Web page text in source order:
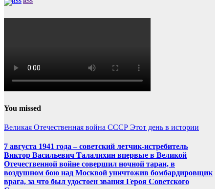
RSS
You missed
Великая Отечественная война СССР Этот день в истории
7 августа 1941 года – советский летчик-истребитель
Виктор Васильевич Талалихин впервые в Великой
Отечественной войне совершил ночной таран, в
воздушном бою над Москвой уничтожив бомбардировщик
врага, за что был удостоен звания Героя Советского